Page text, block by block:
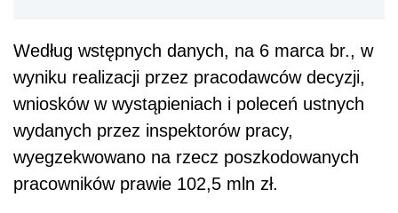
Według wstępnych danych, na 6 marca br., w
wyniku realizacji przez pracodawców decyzji,
wniosków w wystąpieniach i poleceń ustnych
wydanych przez inspektorów pracy,
wyegzekwowano na rzecz poszkodowanych
pracowników prawie 102,5 mln zł.